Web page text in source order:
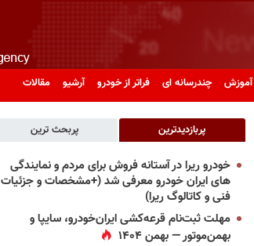
آموزش چندرسانه ای فراتر از خودرو آرشیو مقالات
پربازدیدترین پربحث ترین
خودرو ریرا در آستانه فروش برای مردم و نمایندگی
های ایران خودرو معرفی شد (+مشخصات و جزئیات
فنی و کاتالوگ ریرا)
مهلت ثبت‌نام قرعه‌کشی ایران‌خودرو، سایپا و
بهمن‌موتور — بهمن ۱۴۰۴